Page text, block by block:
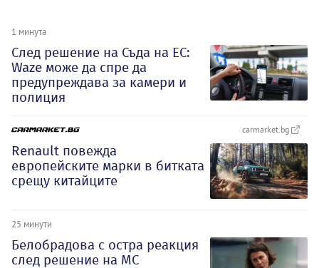
1 минута
След решение на Съда на ЕС:
Waze може да спре да
предупреждава за камери и
полиция
carmarket.bg
Renault повежда
европейските марки в битката
срещу китайците
25 минути
Белобрадова с остра реакция
след решение на МС